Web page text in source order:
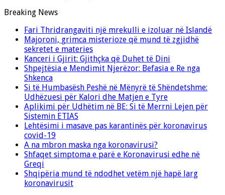
Breaking News
Fari Thridrangaviti një mrekulli e izoluar në Islandë
Majoroni, grimca misterioze që mund të zgjidhë
sekretet e materies
Kanceri i Gjirit: Gjithçka që Duhet të Dini
Shpejtësia e Mendimit Njerëzor: Befasia e Re nga
Shkenca
Si të Humbasësh Peshë në Mënyrë të Shëndetshme:
Udhëzuesi për Kalori dhe Matjen e Tyre
Aplikimi për Udhëtim në BE: Si të Merrni Lejen për
Sistemin ETIAS
Lehtësimi i masave pas karantinës për koronavirus
covid-19
A na mbron maska nga koronavirusi?
Shfaqet simptoma e parë e Koronavirusi edhe në
Greqi
Shqipëria mund të ndodhet vetëm një hapë larg
koronavirusit